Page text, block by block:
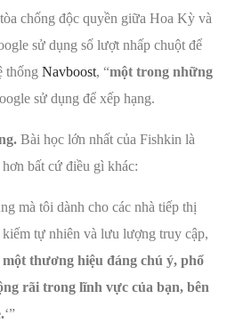
chống độc quyền giữa Hoa Kỳ và
sử dụng số lượt nhấp chuột để
thống Navboost, “một trong những
sử dụng để xếp hạng.
Bài học lớn nhất của Fishkin là
bất cứ điều gì khác:
mà tôi dành cho các nhà tiếp thị
tự nhiên và lưu lượng truy cập,
thương hiệu đáng chú ý, phổ
rãi trong lĩnh vực của bạn, bên
‘”